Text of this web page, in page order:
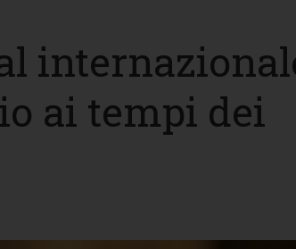
ai tempi dei